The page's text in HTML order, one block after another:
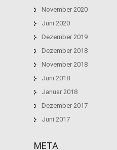
November 2020
Juni 2020
Dezember 2019
Dezember 2018
November 2018
Juni 2018
Januar 2018
Dezember 2017
Juni 2017
META